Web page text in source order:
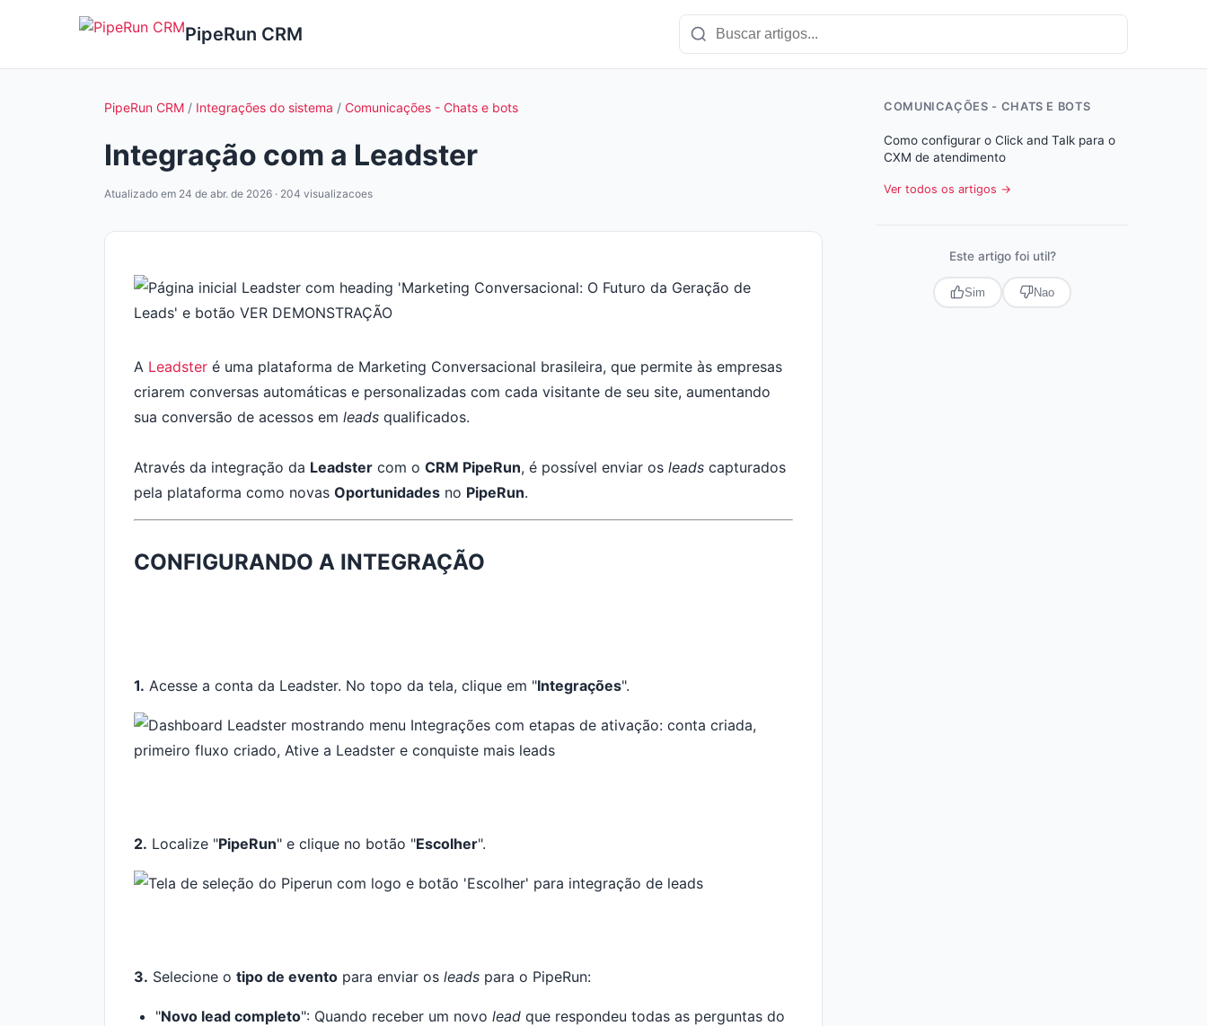
PipeRun CRM
PipeRun CRM / Integrações do sistema / Comunicações - Chats e bots
Integração com a Leadster
Atualizado em 24 de abr. de 2026 · 204 visualizacoes
A Leadster é uma plataforma de Marketing Conversacional brasileira, que permite às empresas
criarem conversas automáticas e personalizadas com cada visitante de seu site, aumentando
sua conversão de acessos em leads qualificados.
Através da integração da Leadster com o CRM PipeRun, é possível enviar os leads capturados
pela plataforma como novas Oportunidades no PipeRun.
CONFIGURANDO A INTEGRAÇÃO
1. Acesse a conta da Leadster. No topo da tela, clique em "Integrações".
2. Localize "PipeRun" e clique no botão "Escolher".
3. Selecione o tipo de evento para enviar os leads para o PipeRun:
"Novo lead completo": Quando receber um novo lead que respondeu todas as perguntas do
COMUNICAÇÕES - CHATS E BOTS
Como configurar o Click and Talk para o
CXM de atendimento
Ver todos os artigos →
Este artigo foi util?
Sim Nao